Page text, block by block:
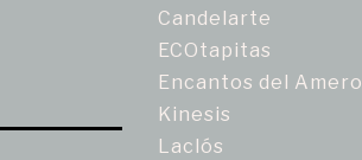
Candelarte
ECOtapitas
Encantos del Amero
Kinesis
Laclós